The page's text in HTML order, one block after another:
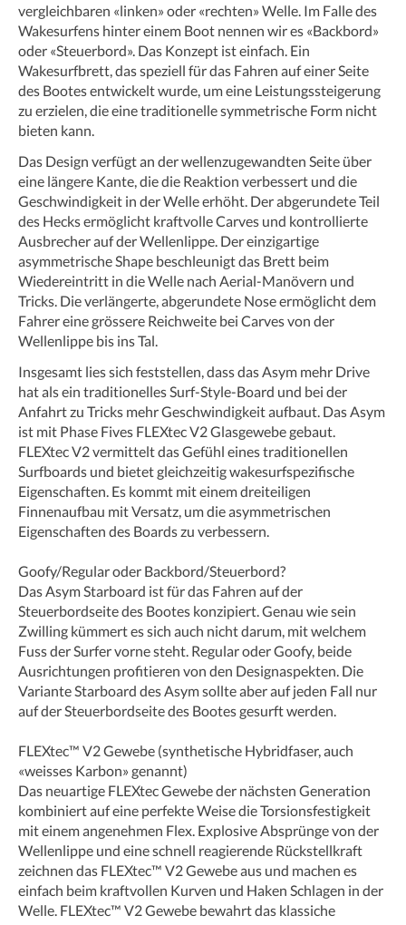
vergleichbaren «linken» oder «rechten» Welle. Im Falle des
Wakesurfens hinter einem Boot nennen wir es «Backbord»
oder «Steuerbord». Das Konzept ist einfach. Ein
Wakesurfbrett, das speziell für das Fahren auf einer Seite
des Bootes entwickelt wurde, um eine Leistungssteigerung
zu erzielen, die eine traditionelle symmetrische Form nicht
bieten kann.
Das Design verfügt an der wellenzugewandten Seite über
eine längere Kante, die die Reaktion verbessert und die
Geschwindigkeit in der Welle erhöht. Der abgerundete Teil
des Hecks ermöglicht kraftvolle Carves und kontrollierte
Ausbrecher auf der Wellenlippe. Der einzigartige
asymmetrische Shape beschleunigt das Brett beim
Wiedereintritt in die Welle nach Aerial-Manövern und
Tricks. Die verlängerte, abgerundete Nose ermöglicht dem
Fahrer eine grössere Reichweite bei Carves von der
Wellenlippe bis ins Tal.
Insgesamt lies sich feststellen, dass das Asym mehr Drive
hat als ein traditionelles Surf-Style-Board und bei der
Anfahrt zu Tricks mehr Geschwindigkeit aufbaut. Das Asym
ist mit Phase Fives FLEXtec V2 Glasgewebe gebaut.
FLEXtec V2 vermittelt das Gefühl eines traditionellen
Surfboards und bietet gleichzeitig wakesurfspezifische
Eigenschaften. Es kommt mit einem dreiteiligen
Finnenaufbau mit Versatz, um die asymmetrischen
Eigenschaften des Boards zu verbessern.
Goofy/Regular oder Backbord/Steuerbord?
Das Asym Starboard ist für das Fahren auf der
Steuerbordseite des Bootes konzipiert. Genau wie sein
Zwilling kümmert es sich auch nicht darum, mit welchem
Fuss der Surfer vorne steht. Regular oder Goofy, beide
Ausrichtungen profitieren von den Designaspekten. Die
Variante Starboard des Asym sollte aber auf jeden Fall nur
auf der Steuerbordseite des Bootes gesurft werden.
FLEXtec™ V2 Gewebe (synthetische Hybridfaser, auch
«weisses Karbon» genannt)
Das neuartige FLEXtec Gewebe der nächsten Generation
kombiniert auf eine perfekte Weise die Torsionsfestigkeit
mit einem angenehmen Flex. Explosive Absprünge von der
Wellenlippe und eine schnell reagierende Rückstellkraft
zeichnen das FLEXtec™ V2 Gewebe aus und machen es
einfach beim kraftvollen Kurven und Haken Schlagen in der
Welle. FLEXtec™ V2 Gewebe bewahrt das klassiche